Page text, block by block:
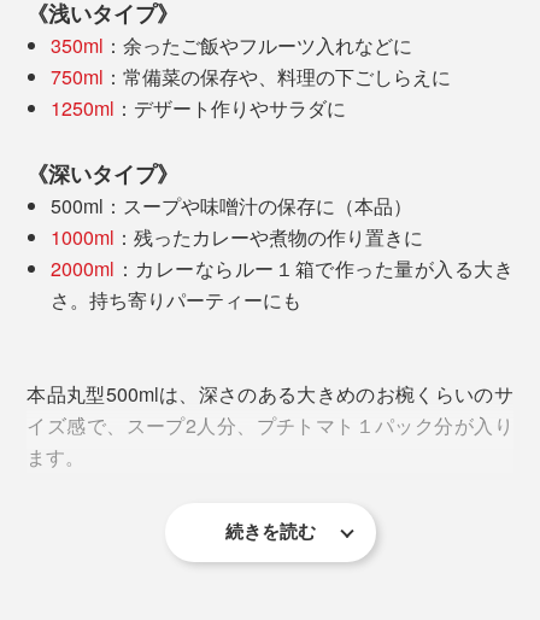
CIRQULA1000ml
フタにタブがついているので、少ない力で、簡単に開閉
か確認する必要がありません。フタは透明で中が見える
ため、使いやすさも抜群です。
レンジで温めてそのまま食卓へ。
下ごしらえ、調理、食事、保存まで、容器１つで完結。
移し替え不要だから、洗いものが減って、家事の時短に
《浅いタイプ》
350ml ：余ったご飯やフルーツ入れなどに
750ml ：常備菜の保存や、料理の下ごしらえに
1250ml ：デザート作りやサラダに
《深いタイプ》
500ml：スープや味噌汁の保存に（本品）
1000ml ：残ったカレーや煮物の作り置きに
2000ml ：カレーならルー１箱で作った量が入る大き
さ。持ち寄りパーティーにも
本品丸型500mlは、深さのある大きめのお椀くらいのサ
イズ感で、スープ2人分、プチトマト１パック分が入り
ます。
続きを読む